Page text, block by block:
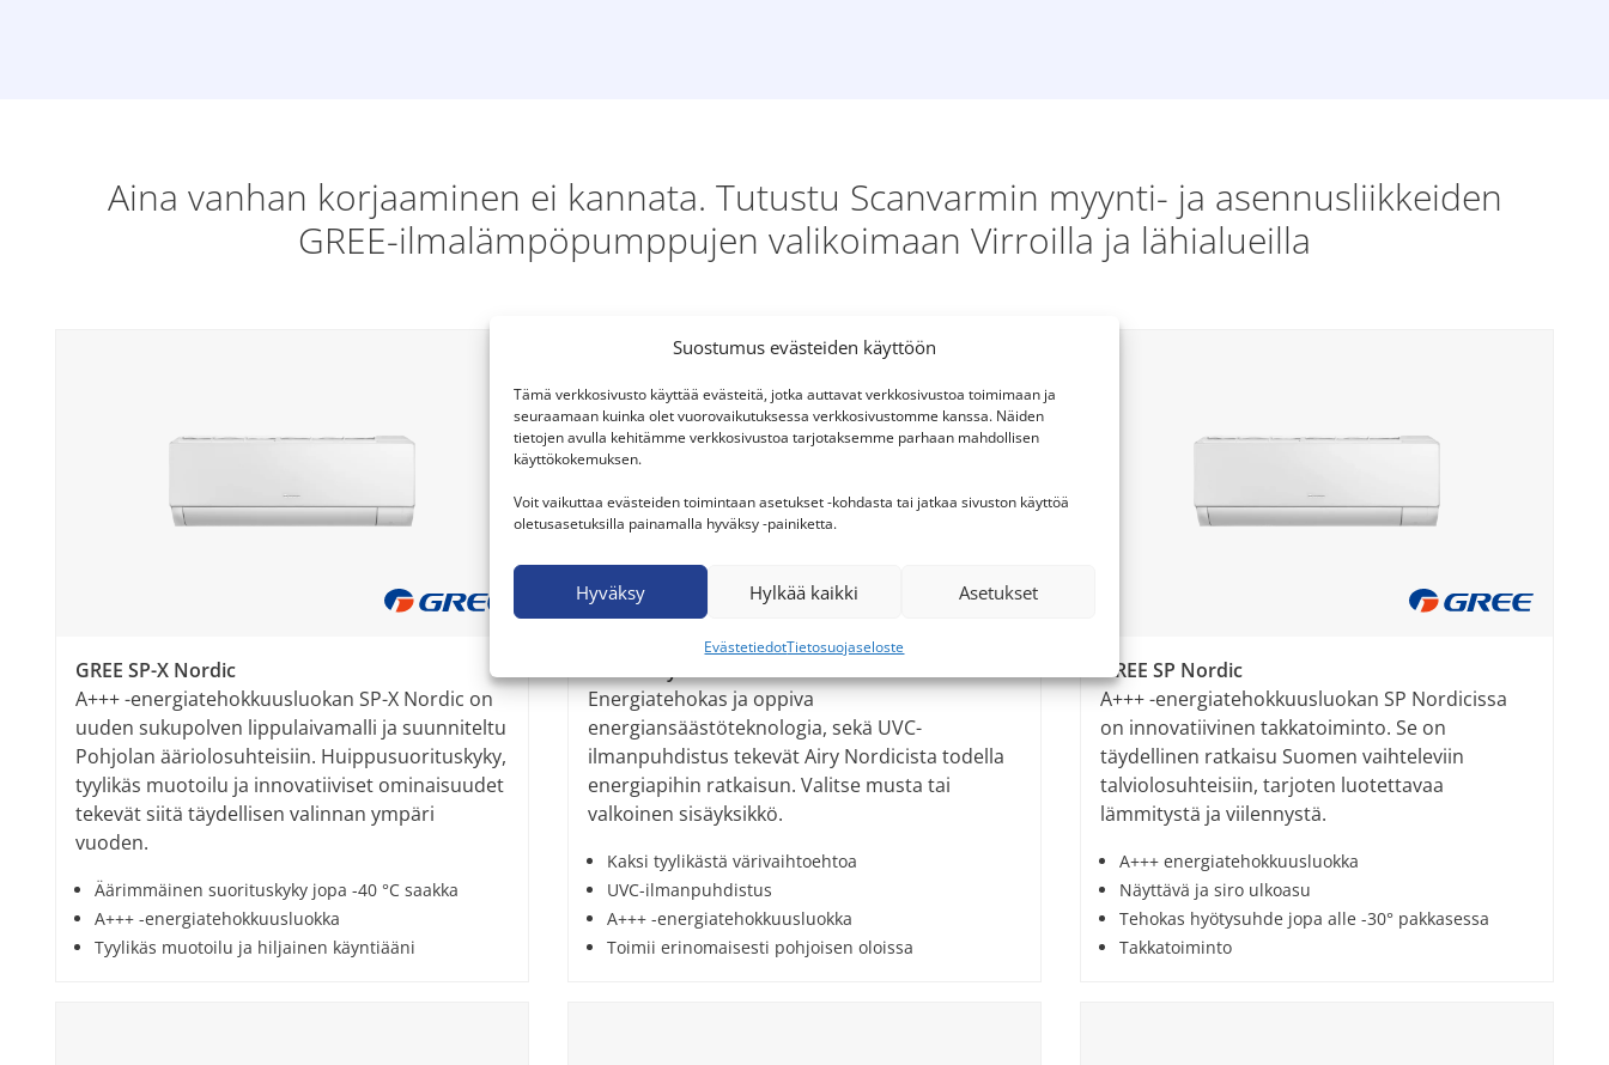
Suostumus evästeiden käyttöön
Tämä verkkosivusto käyttää evästeitä, jotka auttavat verkkosivustoa toimimaan ja
seuraamaan kuinka olet vuorovaikutuksessa verkkosivustomme kanssa. Näiden
tietojen avulla kehitämme verkkosivustoa tarjotaksemme parhaan mahdollisen
käyttökokemuksen.
Voit vaikuttaa evästeiden toimintaan asetukset -kohdasta tai jatkaa sivuston käyttöä
oletusasetuksilla painamalla hyväksy -painiketta.
Hyväksy Hylkää kaikki Asetukset
EvästetiedotTietosuojaseloste
Aina vanhan korjaaminen ei kannata. Tutustu Scanvarmin myynti- ja asennusliikkeiden
GREE-ilmalämpöpumppujen valikoimaan Virroilla ja lähialueilla
GREE SP-X Nordic
A+++ -energiatehokkuusluokan SP-X Nordic on
uuden sukupolven lippulaivamalli ja suunniteltu
Pohjolan ääriolosuhteisiin. Huippusuorituskyky,
tyylikäs muotoilu ja innovatiiviset ominaisuudet
tekevät siitä täydellisen valinnan ympäri
vuoden.
Äärimmäinen suorituskyky jopa -40 °C saakka
A+++ -energiatehokkuusluokka
Tyylikäs muotoilu ja hiljainen käyntiääni
Energiatehokas ja oppiva
energiansäästöteknologia, sekä UVC-
ilmanpuhdistus tekevät Airy Nordicista todella
energiapihin ratkaisun. Valitse musta tai
valkoinen sisäyksikkö.
Kaksi tyylikästä värivaihtoehtoa
UVC-ilmanpuhdistus
A+++ -energiatehokkuusluokka
Toimii erinomaisesti pohjoisen oloissa
GREE SP Nordic
A+++ -energiatehokkuusluokan SP Nordicissa
on innovatiivinen takkatoiminto. Se on
täydellinen ratkaisu Suomen vaihteleviin
talviolosuhteisiin, tarjoten luotettavaa
lämmitystä ja viilennystä.
A+++ energiatehokkuusluokka
Näyttävä ja siro ulkoasu
Tehokas hyötysuhde jopa alle -30° pakkasessa
Takkatoiminto